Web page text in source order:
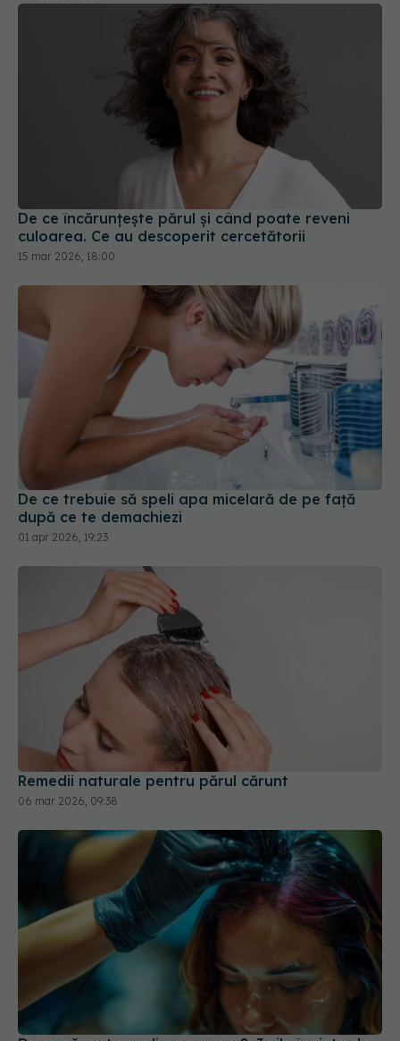
De ce încărunțește părul și când poate reveni
culoarea. Ce au descoperit cercetătorii
15 mar 2026, 18:00
De ce trebuie să speli apa micelară de pe față
după ce te demachiezi
01 apr 2026, 19:23
Remedii naturale pentru părul cărunt
06 mar 2026, 09:38
De ce să nu te speli pe cap cu 2–3 zile înainte de
vopsire. Sfaturi pentru o culoare perfectă și un
scalp sănătos